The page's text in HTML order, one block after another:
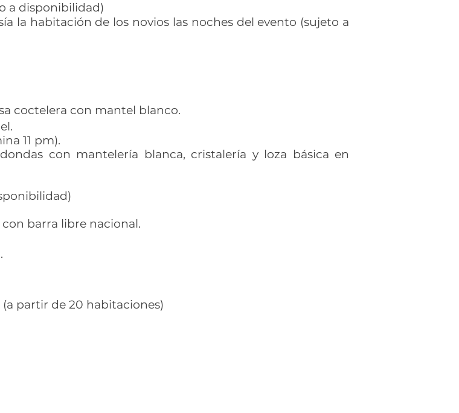
a disponibilidad)
la habitación de los novios las noches del evento (sujeto a
coctelera con mantel blanco.
11 pm).
con mantelería blanca, cristalería y loza básica en
barra libre nacional.
partir de 20 habitaciones)